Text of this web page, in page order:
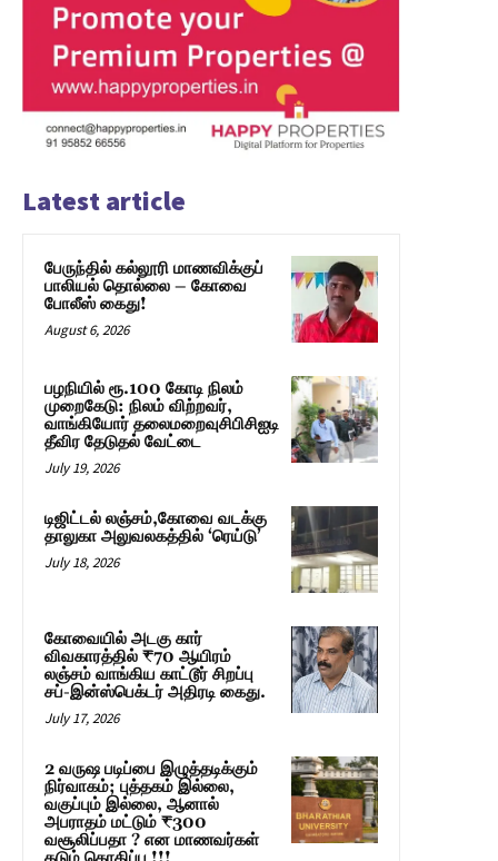
Latest article
பேருந்தில் கல்லூரி மாணவிக்குப்
பாலியல் தொல்லை – கோவை
போலீஸ் கைது!
August 6, 2026
பழநியில் ரூ.100 கோடி நிலம்
முறைகேடு: நிலம் விற்றவர்,
வாங்கியோர் தலைமறைவுசிபிசிஐடி
தீவிர தேடுதல் வேட்டை
July 19, 2026
டிஜிட்டல் லஞ்சம்,கோவை வடக்கு
தாலுகா அலுவலகத்தில் ‘ரெய்டு’
July 18, 2026
கோவையில் அடகு கார்
விவகாரத்தில் ₹70 ஆயிரம்
லஞ்சம் வாங்கிய காட்டூர் சிறப்பு
சப்-இன்ஸ்பெக்டர் அதிரடி கைது.
July 17, 2026
2 வருஷ படிப்பை இழுத்தடிக்கும்
நிர்வாகம்; புத்தகம் இல்லை,
வகுப்பும் இல்லை, ஆனால்
அபராதம் மட்டும் ₹300
வசூலிப்பதா ? என மாணவர்கள்